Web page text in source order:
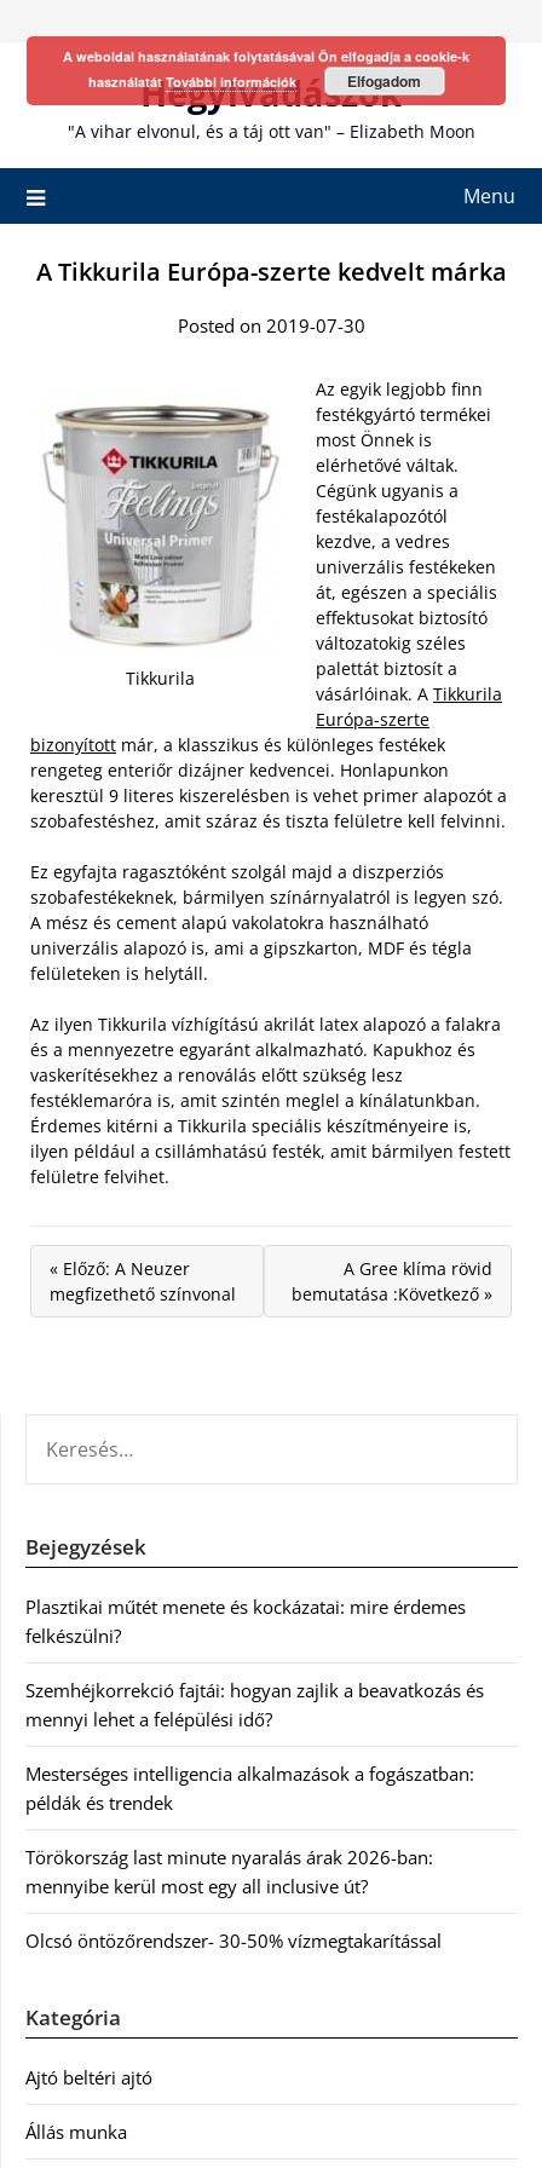
Hegyivadászok
"A vihar elvonul, és a táj ott van" – Elizabeth Moon
Menu
A Tikkurila Európa-szerte kedvelt márka
Posted on 2019-07-30
Tikkurila
Az egyik legjobb finn
festékgyártó termékei
most Önnek is
elérhetővé váltak.
Cégünk ugyanis a
festékalapozótól
kezdve, a vedres
univerzális festékeken
át, egészen a speciális
effektusokat biztosító
változatokig széles
palettát biztosít a
vásárlóinak. A Tikkurila
Európa-szerte
bizonyított már, a klasszikus és különleges festékek
rengeteg enteriőr dizájner kedvencei. Honlapunkon
keresztül 9 literes kiszerelésben is vehet primer alapozót a
szobafestéshez, amit száraz és tiszta felületre kell felvinni.
Ez egyfajta ragasztóként szolgál majd a diszperziós
szobafestékeknek, bármilyen színárnyalatról is legyen szó.
A mész és cement alapú vakolatokra használható
univerzális alapozó is, ami a gipszkarton, MDF és tégla
felületeken is helytáll.
Az ilyen Tikkurila vízhígítású akrilát latex alapozó a falakra
és a mennyezetre egyaránt alkalmazható. Kapukhoz és
vaskerítésekhez a renoválás előtt szükség lesz
festéklemaróra is, amit szintén meglel a kínálatunkban.
Érdemes kitérni a Tikkurila speciális készítményeire is,
ilyen például a csillámhatású festék, amit bármilyen festett
felületre felvihet.
« Előző: A Neuzer
megfizethető színvonal
A Gree klíma rövid
bemutatása :Következő »
Bejegyzések
Plasztikai műtét menete és kockázatai: mire érdemes
felkészülni?
Szemhéjkorrekció fajtái: hogyan zajlik a beavatkozás és
mennyi lehet a felépülési idő?
Mesterséges intelligencia alkalmazások a fogászatban:
példák és trendek
Törökország last minute nyaralás árak 2026-ban:
mennyibe kerül most egy all inclusive út?
Olcsó öntözőrendszer- 30-50% vízmegtakarítással
Kategória
Ajtó beltéri ajtó
Állás munka
A weboldal használatának folytatásával Ön elfogadja a cookie-k
használatátTovábbi információk Elfogadom